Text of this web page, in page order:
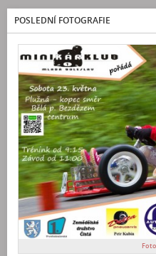
POSLEDNÍ FOTOGRAFIE